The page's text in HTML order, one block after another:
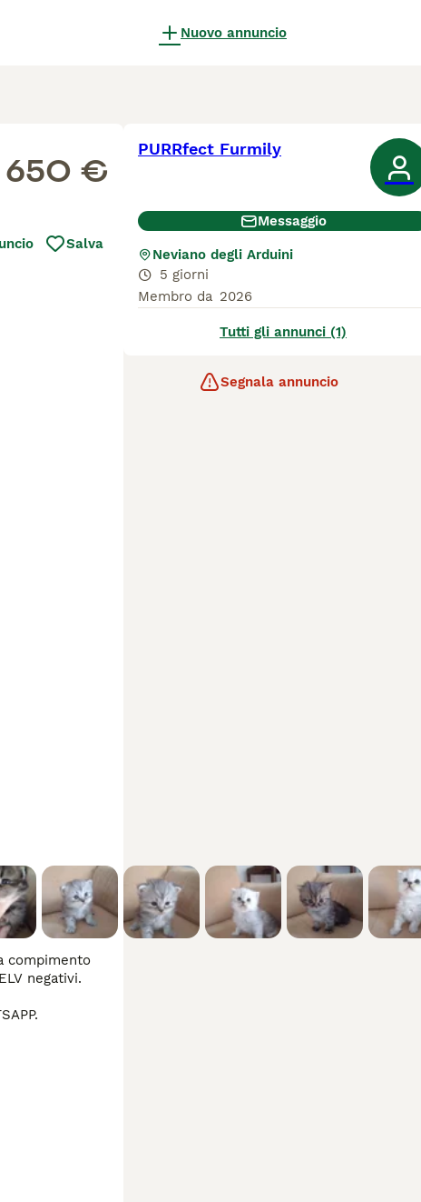
Nuovo annuncio
650 €
Salva
compimento
negativi.
PURRfect Furmily
Messaggio
Neviano degli Arduini
5 giorni
Membro da 2026
Tutti gli annunci (1)
Segnala annuncio